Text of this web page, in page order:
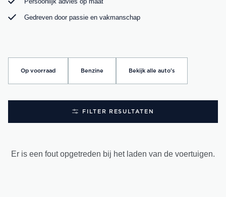
Gedreven door passie en vakmanschap
Op voorraad Benzine Bekijk alle auto's
FILTER RESULTATEN
Er is een fout opgetreden bij het laden van de voertuigen.